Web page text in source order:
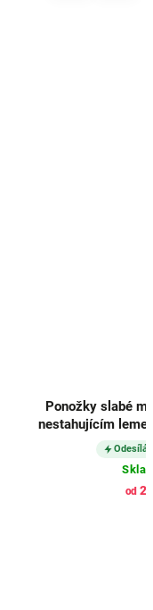
Ponožky slabé
nestahujícím
od